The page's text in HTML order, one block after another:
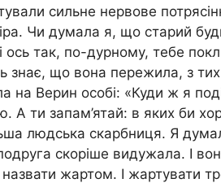
сильне нервове
Чи думала я, що старий
ось так, по-дурному, тебе
знає, що вона пережила, з тих
на Верин особі: «Куди ж я
А ти запам’ятай: в яких би
людська скарбниця. Я
скоріше видужала. І
жартом. І жартувати